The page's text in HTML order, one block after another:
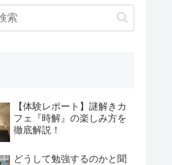
【体験レポート】謎解きカ
フェ『時解』の楽しみ方を
徹底解説！
どうして勉強するのかと聞